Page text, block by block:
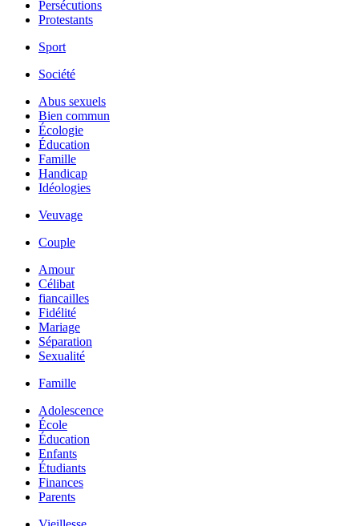
Persécutions
Protestants
Sport
Société
Abus sexuels
Bien commun
Écologie
Éducation
Famille
Handicap
Idéologies
Veuvage
Couple
Amour
Célibat
fiancailles
Fidélité
Mariage
Séparation
Sexualité
Famille
Adolescence
École
Éducation
Enfants
Étudiants
Finances
Parents